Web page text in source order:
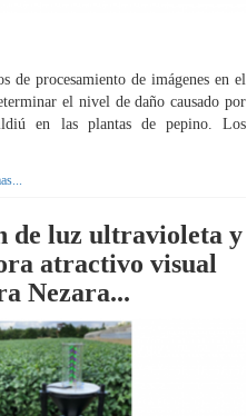
de procesamiento de imágenes en el
el nivel de daño causado por
en las plantas de pepino. Los
de luz ultravioleta y
atractivo visual
Nezara...